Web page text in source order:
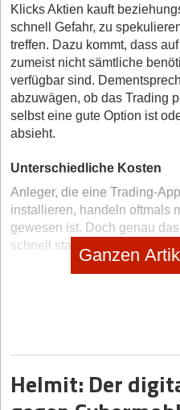
Klicks Aktien kauft
schnell Gefahr, zu
treffen. Dazu kommt, dass
zumeist nicht sämtliche
verfügbar sind.
abzuwägen, ob das Trading
selbst eine gute Option ist
absieht.
Unterschiedliche Kosten
Anleger, die eine Trading-
installieren, handeln oftmals
gewesen ist. Doch genau
schnell stark belasten. So ist
Anbieter umzusehen, der
ein Mindestpreis erhoben
Für die
Ganzen
Helmit: Der